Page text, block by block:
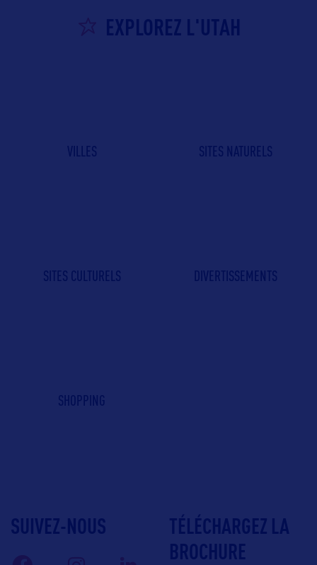
EXPLOREZ L'UTAH
VILLES SITES NATURELS
SITES CULTURELS DIVERTISSEMENTS
SHOPPING
SUIVEZ-NOUS
TÉLÉCHARGEZ LA
BROCHURE